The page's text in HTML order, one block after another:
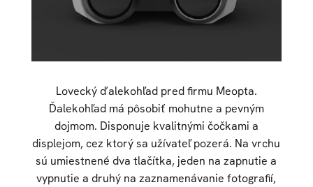
Lovecký ďalekohľad pred firmu Meopta.
Ďalekohľad má pôsobiť mohutne a pevným
dojmom. Disponuje kvalitnými čočkami a
displejom, cez ktorý sa užívateľ pozerá. Na vrchu
sú umiestnené dva tlačítka, jeden na zapnutie a
vypnutie a druhý na zaznamenávanie fotografií,